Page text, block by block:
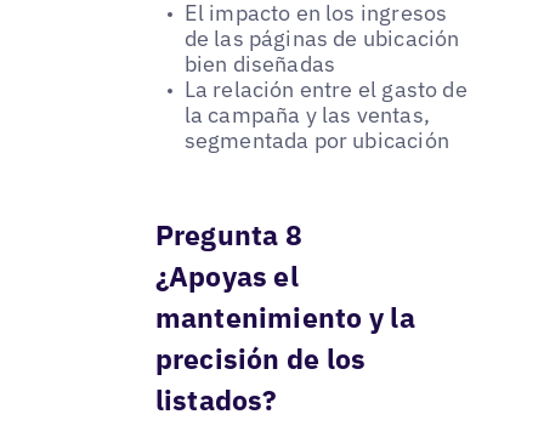
El impacto en los ingresos
de las páginas de ubicación
bien diseñadas
La relación entre el gasto de
la campaña y las ventas,
segmentada por ubicación
Pregunta 8
¿Apoyas el
mantenimiento y la
precisión de los
listados?